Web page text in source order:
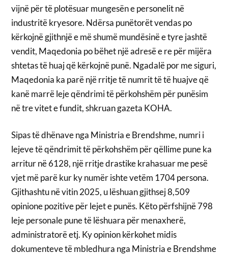
vijnë për të plotësuar mungesën e personelit në
industritë kryesore. Ndërsa punëtorët vendas po
kërkojnë gjithnjë e më shumë mundësinë e tyre jashtë
vendit, Maqedonia po bëhet një adresë e re për mijëra
shtetas të huaj që kërkojnë punë. Ngadalë por me siguri,
Maqedonia ka parë një rritje të numrit të të huajve që
kanë marrë leje qëndrimi të përkohshëm për punësim
në tre vitet e fundit, shkruan gazeta KOHA.
Sipas të dhënave nga Ministria e Brendshme, numri i
lejeve të qëndrimit të përkohshëm për qëllime pune ka
arritur në 6128, një rritje drastike krahasuar me pesë
vjet më parë kur ky numër ishte vetëm 1704 persona.
Gjithashtu në vitin 2025, u lëshuan gjithsej 8,509
opinione pozitive për lejet e punës. Këto përfshijnë 798
leje personale pune të lëshuara për menaxherë,
administratorë etj. Ky opinion kërkohet midis
dokumenteve të mbledhura nga Ministria e Brendshme